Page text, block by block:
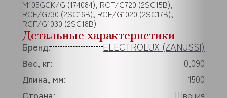
M105GCK/G (174084), RCF/G720 (2SC15B),
RCF/G730 (2SC16B), RCF/G1020 (2SC17B),
RCF/G1030 (2SC18B)
Детальные характеристики
Бренд:
ELECTROLUX (ZANUSSI)
Вес, кг:
0,090
Длина, мм:
1500
Страна:
Швеция